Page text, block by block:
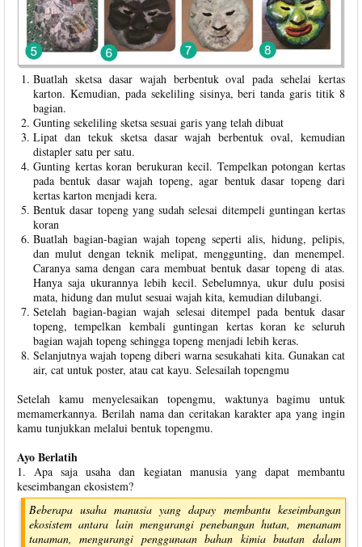
Buatlah sketsa dasar wajah berbentuk oval pada sehelai kertas
karton. Kemudian, pada sekeliling sisinya, beri tanda garis titik 8
bagian.
Gunting sekeliling sketsa sesuai garis yang telah dibuat
Lipat dan tekuk sketsa dasar wajah berbentuk oval, kemudian
distapler satu per satu.
Gunting kertas koran berukuran kecil. Tempelkan potongan kertas
pada bentuk dasar wajah topeng, agar bentuk dasar topeng dari
kertas karton menjadi kera.
Bentuk dasar topeng yang sudah selesai ditempeli guntingan kertas
koran
Buatlah bagian-bagian wajah topeng seperti alis, hidung, pelipis,
dan mulut dengan teknik melipat, menggunting, dan menempel.
Caranya sama dengan cara membuat bentuk dasar topeng di atas.
Hanya saja ukurannya lebih kecil. Sebelumnya, ukur dulu posisi
mata, hidung dan mulut sesuai wajah kita, kemudian dilubangi.
Setelah bagian-bagian wajah selesai ditempel pada bentuk dasar
topeng, tempelkan kembali guntingan kertas koran ke seluruh
bagian wajah topeng sehingga topeng menjadi lebih keras.
Selanjutnya wajah topeng diberi warna sesukahati kita. Gunakan cat
air, cat untuk poster, atau cat kayu. Selesailah topengmu
Setelah kamu menyelesaikan topengmu, waktunya bagimu untuk
memamerkannya. Berilah nama dan ceritakan karakter apa yang ingin
kamu tunjukkan melalui bentuk topengmu.
Ayo Berlatih
1. Apa saja usaha dan kegiatan manusia yang dapat membantu
keseimbangan ekosistem?
Beberapa usaha manusia yang dapay membantu keseimbangan
ekosistem antara lain mengurangi penebangan hutan, menanam
tanaman, mengurangi penggunaan bahan kimia buatan dalam